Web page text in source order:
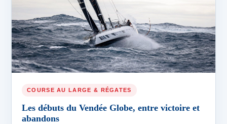
COURSE AU LARGE & RÉGATES
Les débuts du Vendée Globe, entre victoire et
abandons